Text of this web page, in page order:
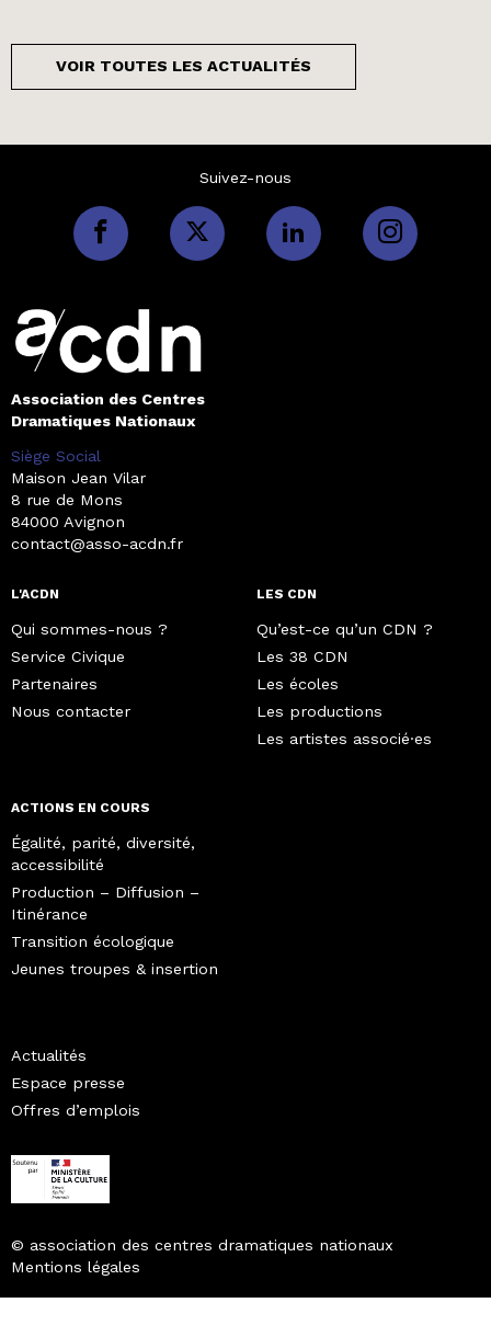
VOIR TOUTES LES ACTUALITÉS
Suivez-nous
Association des Centres
Dramatiques Nationaux
Siège Social
Maison Jean Vilar
8 rue de Mons
84000 Avignon
contact@asso-acdn.fr
L'ACDN
Qui sommes-nous ?
Service Civique
Partenaires
Nous contacter
LES CDN
Qu’est-ce qu’un CDN ?
Les 38 CDN
Les écoles
Les productions
Les artistes associé·es
ACTIONS EN COURS
Égalité, parité, diversité,
accessibilité
Production – Diffusion –
Itinérance
Transition écologique
Jeunes troupes & insertion
Actualités
Espace presse
Offres d’emplois
© association des centres dramatiques nationaux
Mentions légales